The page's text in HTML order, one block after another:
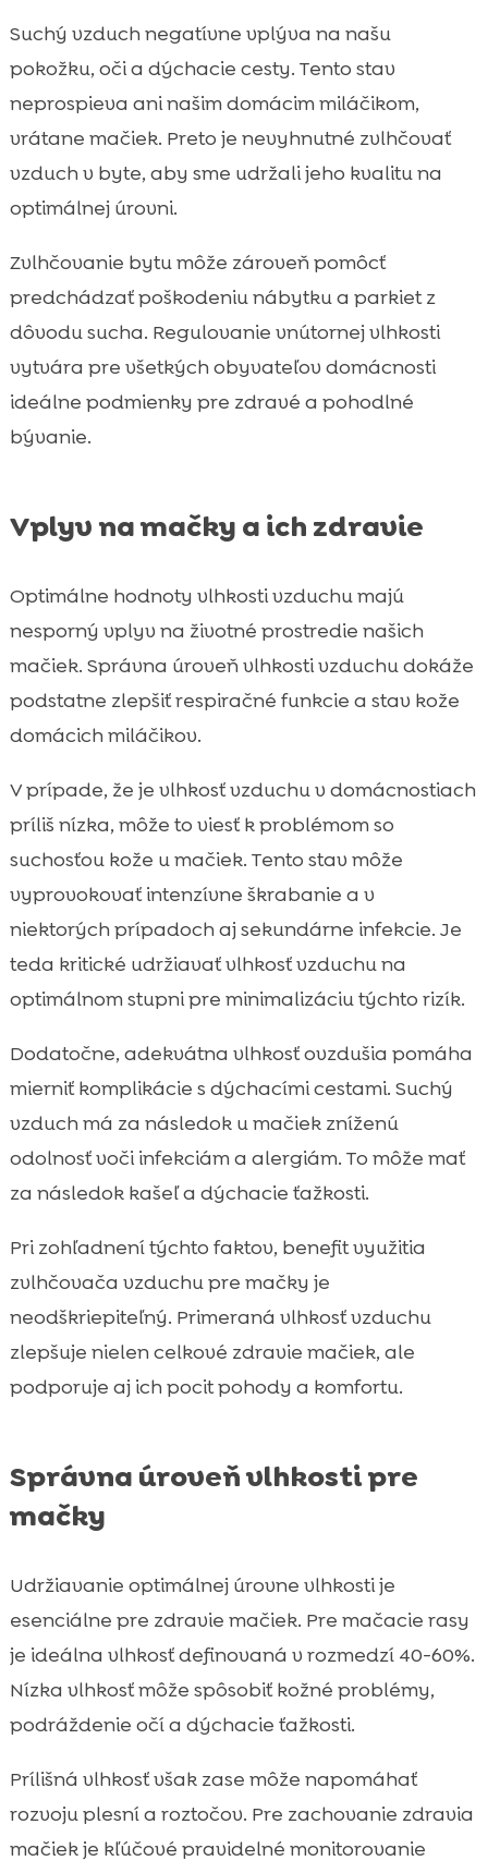
Suchý vzduch negatívne vplýva na našu
pokožku, oči a dýchacie cesty. Tento stav
neprospieva ani našim domácim miláčikom,
vrátane mačiek. Preto je nevyhnutné zvlhčovať
vzduch v byte, aby sme udržali jeho kvalitu na
optimálnej úrovni.
Zvlhčovanie bytu môže zároveň pomôcť
predchádzať poškodeniu nábytku a parkiet z
dôvodu sucha. Regulovanie vnútornej vlhkosti
vytvára pre všetkých obyvateľov domácnosti
ideálne podmienky pre zdravé a pohodlné
bývanie.
Vplyv na mačky a ich zdravie
Optimálne hodnoty vlhkosti vzduchu majú
nesporný vplyv na životné prostredie našich
mačiek. Správna úroveň vlhkosti vzduchu dokáže
podstatne zlepšiť respiračné funkcie a stav kože
domácich miláčikov.
V prípade, že je vlhkosť vzduchu v domácnostiach
príliš nízka, môže to viesť k problémom so
suchosťou kože u mačiek. Tento stav môže
vyprovokovať intenzívne škrabanie a v
niektorých prípadoch aj sekundárne infekcie. Je
teda kritické udržiavať vlhkosť vzduchu na
optimálnom stupni pre minimalizáciu týchto rizík.
Dodatočne, adekvátna vlhkosť ovzdušia pomáha
mierniť komplikácie s dýchacími cestami. Suchý
vzduch má za následok u mačiek zníženú
odolnosť voči infekciám a alergiám. To môže mať
za následok kašeľ a dýchacie ťažkosti.
Pri zohľadnení týchto faktov, benefit využitia
zvlhčovača vzduchu pre mačky je
neodškriepiteľný. Primeraná vlhkosť vzduchu
zlepšuje nielen celkové zdravie mačiek, ale
podporuje aj ich pocit pohody a komfortu.
Správna úroveň vlhkosti pre
mačky
Udržiavanie optimálnej úrovne vlhkosti je
esenciálne pre zdravie mačiek. Pre mačacie rasy
je ideálna vlhkosť definovaná v rozmedzí 40-60%.
Nízka vlhkosť môže spôsobiť kožné problémy,
podráždenie očí a dýchacie ťažkosti.
Prílišná vlhkosť však zase môže napomáhať
rozvoju plesní a roztočov. Pre zachovanie zdravia
mačiek je kľúčové pravidelné monitorovanie